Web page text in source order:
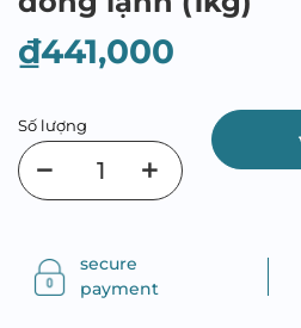
₫441,000
Số lượng
secure
payment